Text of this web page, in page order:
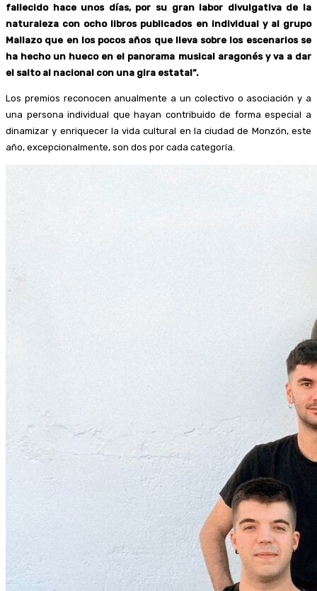
fallecido hace unos días, por su gran labor divulgativa de la
naturaleza con ocho libros publicados en individual y al grupo
Mallazo que en los pocos años que lleva sobre los escenarios se
ha hecho un hueco en el panorama musical aragonés y va a dar
el salto al nacional con una gira estatal”.
Los premios reconocen anualmente a un colectivo o asociación y a
una persona individual que hayan contribuido de forma especial a
dinamizar y enriquecer la vida cultural en la ciudad de Monzón, este
año, excepcionalmente, son dos por cada categoría.